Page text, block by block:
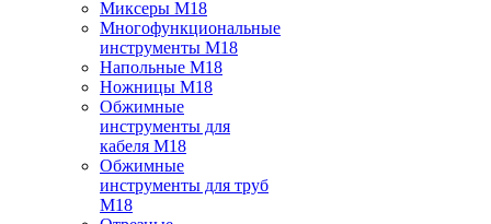
Миксеры M18
Многофункциональные
инструменты M18
Напольные M18
Ножницы M18
Обжимные
инструменты для
кабеля M18
Обжимные
инструменты для труб
M18